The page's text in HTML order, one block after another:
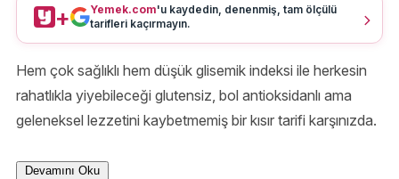
+ Yemek.com'u kaydedin, denenmiş, tam ölçülü
tarifleri kaçırmayın.
Hem çok sağlıklı hem düşük glisemik indeksi ile herkesin
rahatlıkla yiyebileceği glutensiz, bol antioksidanlı ama
geleneksel lezzetini kaybetmemiş bir kısır tarifi karşınızda.
Devamını Oku